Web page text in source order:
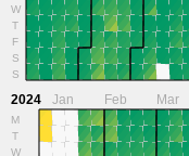
W
T
F
S
S
2024
M
T
W
Jan Feb Mar